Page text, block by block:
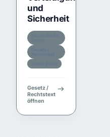
und
Sicherheit
Gesetz /
Rechtstext
öffnen